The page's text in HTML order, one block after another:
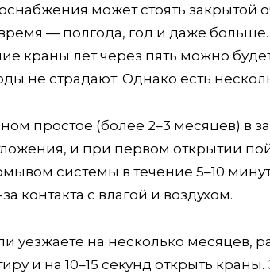
может стоять закрытой
— полгода, год и даже
краны лет через пять можно
не страдают. Однако есть
простое (более 2–3 месяцев) в
и при первом открытии
системы в течение 5–10
контакта с влагой и воздухом.
уезжаете на несколько месяцев,
и на 10–15 секунд открыть